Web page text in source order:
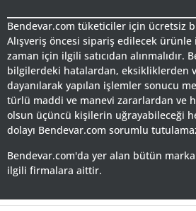
Bendevar.com tüketiciler için ücretsiz
Alışveriş öncesi sipariş edilecek
zaman için ilgili satıcıdan alınmalıdır.
bilgilerdeki hatalardan, eksikliklerden
dayanılarak yapılan işlemler sonucu
türlü maddi ve manevi zararlardan ve
olsun üçüncü kişilerin uğrayabileceği
dolayı Bendevar.com sorumlu
Bendevar.com'da yer alan bütün
ilgili firmalara aittir.